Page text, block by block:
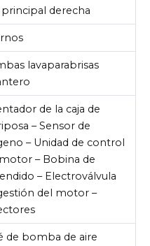
principal derecha
lavaparabrisas
de la caja de
– Sensor de
– Unidad de control
– Bobina de
– Electroválvula
del motor –
de bomba de aire